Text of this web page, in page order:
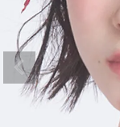
ベイビーモテコン ベイ
ビーメープル 15.0mm
¥1,650 (税込)
配送方法について